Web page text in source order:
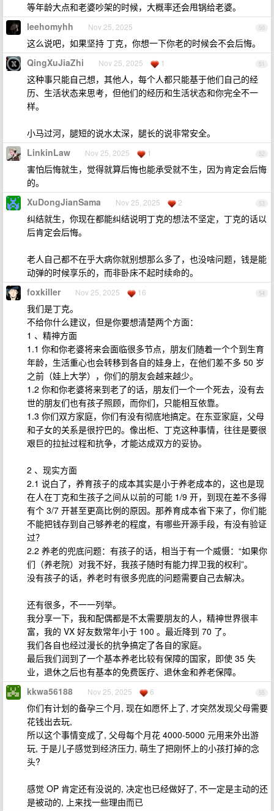
等年龄大点和老婆吵架的时候，大概率还会甩锅给老婆。
50
leehomyhh Nov 25, 2025
这么说吧，如果坚持 丁克，你想一下你老的时候会不会后悔。
51
QingXuJiaZhi Nov 25, 2025 1
这种事只能自己想，其他人，每个人都只能基于他们自己的经
历、生活状态来思考，但他们的经历和生活状态和你完全不一
样。
小马过河，腿短的说水太深，腿长的说非常安全。
52
LinkinLaw Nov 25, 2025 1
害怕后悔就生，觉得就算后悔也能承受就不生，因为肯定会后悔
的。
53
XuDongJianSama Nov 25, 2025 2
纠结就生，你现在都能纠结说明丁克的想法不坚定，丁克的话以
后肯定会后悔。
老人自己都不在乎大病你就别想那么多了，也没啥问题，钱是能
动弹的时候享乐的，而非卧床不起时续命的。
54
foxkiller Nov 25, 2025 16
我们是丁克。
不给你什么建议，但是你要想清楚两个方面：
1 、精神方面
1.1 你和你老婆将来会面临很多节点，朋友们随着一个个到生育
年龄，生活重心也会转移到各自的娃身上，在他们差不多 50 岁
之前（娃上大学），你们的朋友会越来越少。
1.2 你和你老婆将来到老了的话，朋友们一个一个死去，没有去
世的朋友们也有孩子照顾，而你们，只能相互依靠。
1.3 你们双方家庭，你们有没有彻底地搞定。在东亚家庭，父母
和子女的关系是很拧巴的。像出柜、丁克这种事情，往往是要很
艰巨的拉扯过程和抗争，才能达成双方的妥协。
2 、现实方面
2.1 说白了，养育孩子的成本其实是小于养老成本的，这也是现
在人在丁克和生孩子之间从以前的可能 1/9 开，到现在差不多得
有个 3/7 开甚至更高比例的原因。那养育成本省下来了，你们能
不能把钱存到自己够养老的程度，有哪些开源手段，有没有验证
过？
2.2 养老的兜底问题：有孩子的话，相当于有一个威慑：“如果你
们（养老院）对我不好，我孩子随时有能力捍卫我的权利”。
没有孩子的话，养老时有很多兜底的问题需要自己去解决。
还有很多，不一一列举。
我分享一下，我和配偶都是不太需要朋友的人，精神世界很丰
富，我的 VX 好友数常年小于 100 。最近降到 70 了。
我们各自也经过漫长的抗争搞定了各自的家庭。
最后我们润到了一个基本养老比较有保障的国家，即使 35 失
业，退休之后也有基本的免费医疗、退休金和养老保障。
55
kkwa56188 Nov 25, 2025 6
你们有计划的备孕三个月, 现在如愿怀上了, 才突然发现父母需要
花钱出去玩,
所以这个事情变成了, 父母每个月花 4000-5000 元用来外出游
玩, 于是儿子感觉到经济压力, 萌生了把刚怀上的小孩打掉的念
头?
感觉 OP 肯定还有没说的, 决定也已经做好了, 不一定是主动的还
是被动的, 上来找一些理由而已